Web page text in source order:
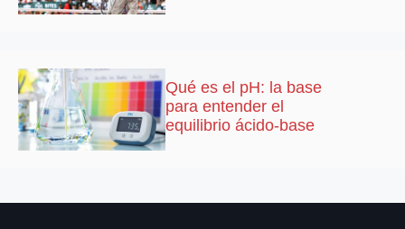
Qué es el pH: la base
para entender el
equilibrio ácido-base